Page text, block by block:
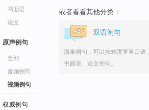
书面语
论文
原声例句
全部
音频例句
视频例句
权威例句
或者看看其他分类：
双语例句
海量例句，可以按难度查看口语、
书面语、论文例句。